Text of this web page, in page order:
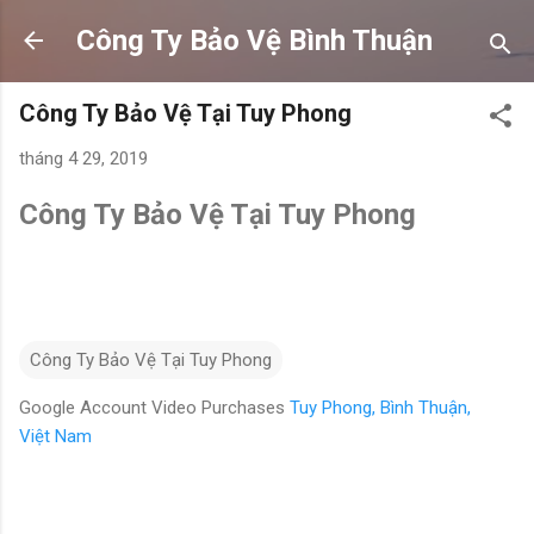
Chuyển đến nội dung chính
Công Ty Bảo Vệ Bình Thuận
Công Ty Bảo Vệ Tại Tuy Phong
tháng 4 29, 2019
Công Ty Bảo Vệ Tại Tuy Phong
Công Ty Bảo Vệ Tại Tuy Phong
Google Account Video Purchases Tuy Phong, Bình Thuận,
Việt Nam